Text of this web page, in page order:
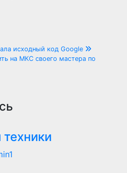
исходный код Google
на МКС своего мастера по